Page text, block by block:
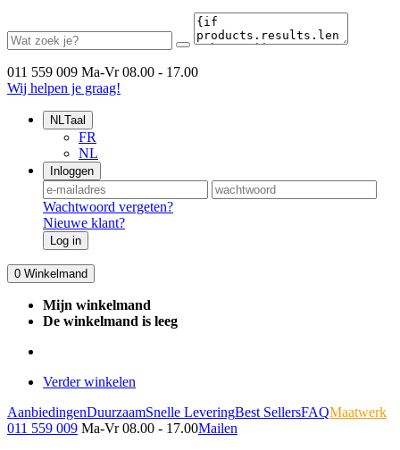
011 559 009 Ma-Vr 08.00 - 17.00
Wij helpen je graag!
NLTaal
FR
NL
Inloggen
Wachtwoord vergeten?
Nieuwe klant?
Log in
0 Winkelmand
Mijn winkelmand
De winkelmand is leeg
Verder winkelen
AanbiedingenDuurzaamSnelle LeveringBest SellersFAQMaatwerk
011 559 009 Ma-Vr 08.00 - 17.00Mailen